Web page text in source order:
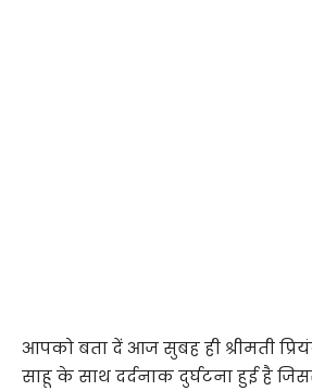
आपको बता दें आज सुबह ही श्रीमती
साहू के साथ दर्दनाक दुर्घटना हुई है